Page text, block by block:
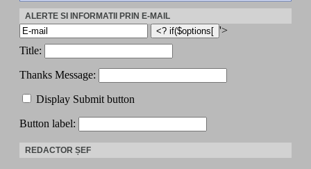
ALERTE SI INFORMATII PRIN E-MAIL
'>
Title:
Thanks Message:
Display Submit button
Button label:
REDACTOR ȘEF